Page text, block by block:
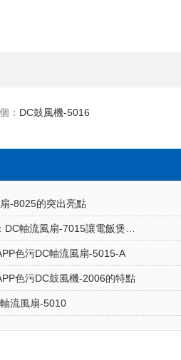
： DC鼓風機-5016
扇-8025的突出亮點
色污DC軸流風扇-5015-A
APP色污DC鼓風機-2006的特點
軸流風扇-5010